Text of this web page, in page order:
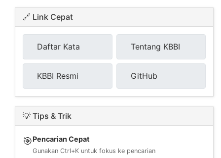
🔗 Link Cepat
Daftar Kata Tentang KBBI
KBBI Resmi GitHub
💡 Tips & Trik
🎯Pencarian Cepat
Gunakan Ctrl+K untuk fokus ke pencarian